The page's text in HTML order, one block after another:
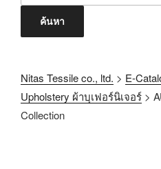
ค้นหา
Nitas Tessile co., ltd. > E-
Upholstery ผ้าบุเฟอร์นิเจอร์ >
Collection